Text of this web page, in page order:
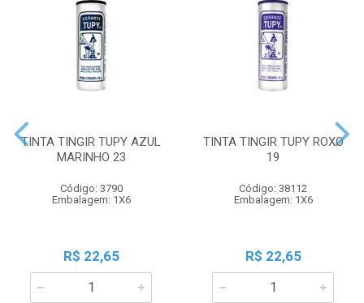
TINTA TINGIR TUPY AZUL
MARINHO 23
Código: 3790
Embalagem: 1X6
R$ 22,65
TINTA TINGIR TUPY ROXO
19
Código: 38112
Embalagem: 1X6
R$ 22,65